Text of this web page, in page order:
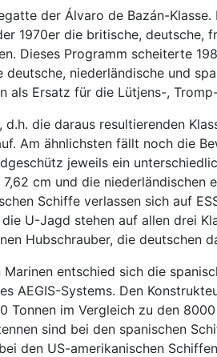
der Álvaro de Bazán-
1970er die britische, deutsche,
Dieses Programm scheiterte
niederländische und
Ersatz für die Lütjens-,
die daraus resultierenden
Am ähnlichsten fällt noch die
jeweils ein
cm und die
Schiffe verlassen sich auf
U-Jagd stehen auf allen drei
Hubschrauber, die deutschen
entschied sich die
AEGIS-Systems. Den
Tonnen im Vergleich zu den
sind bei den spanischen
den US-amerikanischen